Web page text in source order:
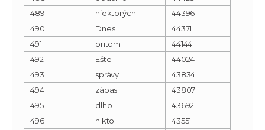
489
niektorých
44396
490
Dnes
44371
491
pritom
44144
492
Ešte
44024
493
správy
43834
494
zápas
43807
495
dlho
43692
496
nikto
43551